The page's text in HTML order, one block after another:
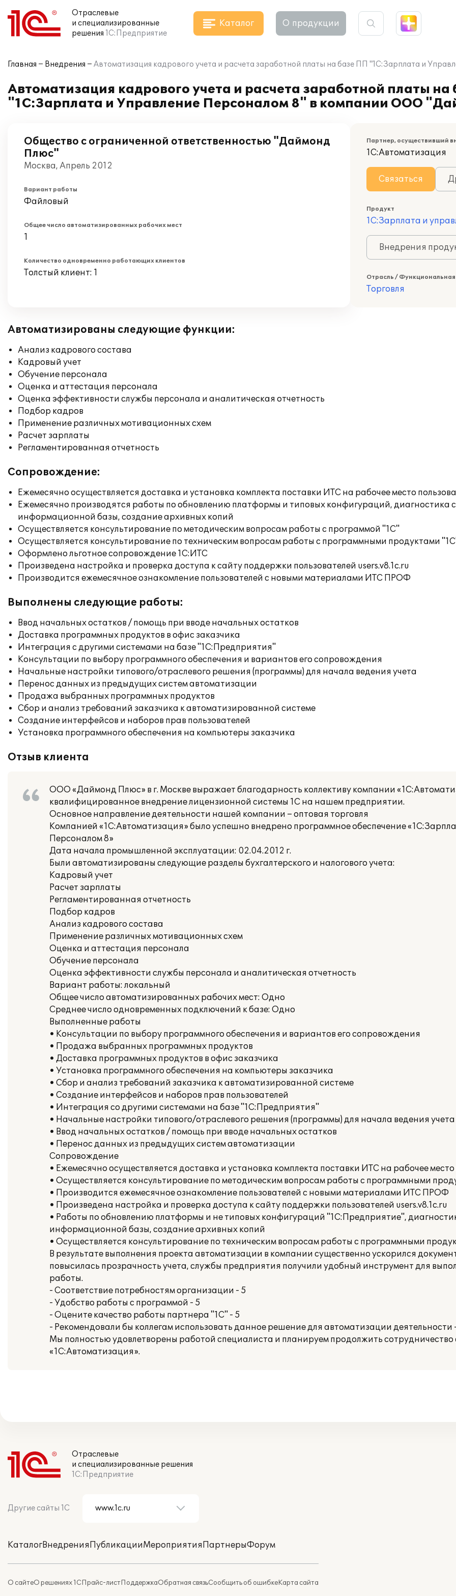
Отраслевые
и специализированные
решения 1С:Предприятие
Каталог О продукции
Главная Внедрения Автоматизация кадрового учета и расчета заработной платы на базе ПП "1С:Зарплата и
Автоматизация кадрового учета и расчета заработной платы на
"1С:Зарплата и Управление Персоналом 8" в компании ООО
Общество с ограниченной ответственностью "Даймонд
Плюс"
Москва, Апрель 2012
Вариант работы
Файловый
Общее число автоматизированных рабочих мест
1
Количество одновременно работающих клиентов
Толстый клиент: 1
Партнер, осуществивший
1С:Автоматизация
Связаться
Продукт
1С:Зарплата и
Внедрения
Отрасль / Функциональная
Торговля
Автоматизированы следующие функции:
Анализ кадрового состава
Кадровый учет
Обучение персонала
Оценка и аттестация персонала
Оценка эффективности службы персонала и аналитическая отчетность
Подбор кадров
Применение различных мотивационных схем
Расчет зарплаты
Регламентированная отчетность
Сопровождение:
Ежемесячно осуществляется доставка и установка комплекта поставки ИТС на рабочее место
Ежемесячно производятся работы по обновлению платформы и типовых конфигураций, диагностика
информационной базы, создание архивных копий
Осуществляется консультирование по методическим вопросам работы с программой "1С"
Осуществляется консультирование по техническим вопросам работы с программными продуктами
Оформлено льготное сопровождение 1С:ИТС
Произведена настройка и проверка доступа к сайту поддержки пользователей users.v8.1c.ru
Производится ежемесячное ознакомление пользователей с новыми материалами ИТС ПРОФ
Выполнены следующие работы:
Ввод начальных остатков / помощь при вводе начальных остатков
Доставка программных продуктов в офис заказчика
Интеграция с другими системами на базе "1С:Предприятия"
Консультации по выбору программного обеспечения и вариантов его сопровождения
Начальные настройки типового/отраслевого решения (программы) для начала ведения учета
Перенос данных из предыдущих систем автоматизации
Продажа выбранных программных продуктов
Сбор и анализ требований заказчика к автоматизированной системе
Создание интерфейсов и наборов прав пользователей
Установка программного обеспечения на компьютеры заказчика
Отзыв клиента
ООО «Даймонд Плюс» в г. Москве выражает благодарность коллективу компании
квалифицированное внедрение лицензионной системы 1С на нашем предприятии.
Основное направление деятельности нашей компании – оптовая торговля
Компанией «1С:Автоматизация» было успешно внедрено программное обеспечение
Персоналом 8»
Дата начала промышленной эксплуатации: 02.04.2012 г.
Были автоматизированы следующие разделы бухгалтерского и налогового учета:
Кадровый учет
Расчет зарплаты
Регламентированная отчетность
Подбор кадров
Анализ кадрового состава
Применение различных мотивационных схем
Оценка и аттестация персонала
Обучение персонала
Оценка эффективности службы персонала и аналитическая отчетность
Вариант работы: локальный
Общее число автоматизированных рабочих мест: Одно
Среднее число одновременных подключений к базе: Одно
Выполненные работы
• Консультации по выбору программного обеспечения и вариантов его сопровождения
• Продажа выбранных программных продуктов
• Доставка программных продуктов в офис заказчика
• Установка программного обеспечения на компьютеры заказчика
• Сбор и анализ требований заказчика к автоматизированной системе
• Создание интерфейсов и наборов прав пользователей
• Интеграция со другими системами на базе "1С:Предприятия"
• Начальные настройки типового/отраслевого решения (программы) для начала ведения учета
• Ввод начальных остатков / помощь при вводе начальных остатков
• Перенос данных из предыдущих систем автоматизации
Сопровождение
• Ежемесячно осуществляется доставка и установка комплекта поставки ИТС на рабочее место
• Осуществляется консультирование по методическим вопросам работы с программными
• Производится ежемесячное ознакомление пользователей с новыми материалами ИТС ПРОФ
• Произведена настройка и проверка доступа к сайту поддержки пользователей users.v8.1c.ru
• Работы по обновлению платформы и не типовых конфигураций "1С:Предприятие",
информационной базы, создание архивных копий
• Осуществляется консультирование по техническим вопросам работы с программными
В результате выполнения проекта автоматизации в компании существенно ускорился
повысилась прозрачность учета, службы предприятия получили удобный инструмент для
работы.
- Соответствие потребностям организации - 5
- Удобство работы с программой - 5
- Оцените качество работы партнера "1С" - 5
- Рекомендовали бы коллегам использовать данное решение для автоматизации деятельности
Мы полностью удовлетворены работой специалиста и планируем продолжить сотрудничество
«1С:Автоматизация».
Отраслевые
и специализированные решения
1С:Предприятие
Другие сайты 1С
КаталогВнедренияПубликацииМероприятияПартнерыФорум
О сайтеО решениях 1СПрайс-листПоддержкаОбратная связьСообщить об ошибкеКарта сайта